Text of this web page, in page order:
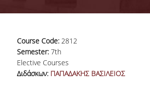
FACULTY
RESIDENT FACULTY MEMBERS
Course Code: 2812
Semester: 7th
Elective Courses
Διδάσκων: ΠΑΠΑΔΑΚΗΣ ΒΑΣΙΛΕΙΟΣ